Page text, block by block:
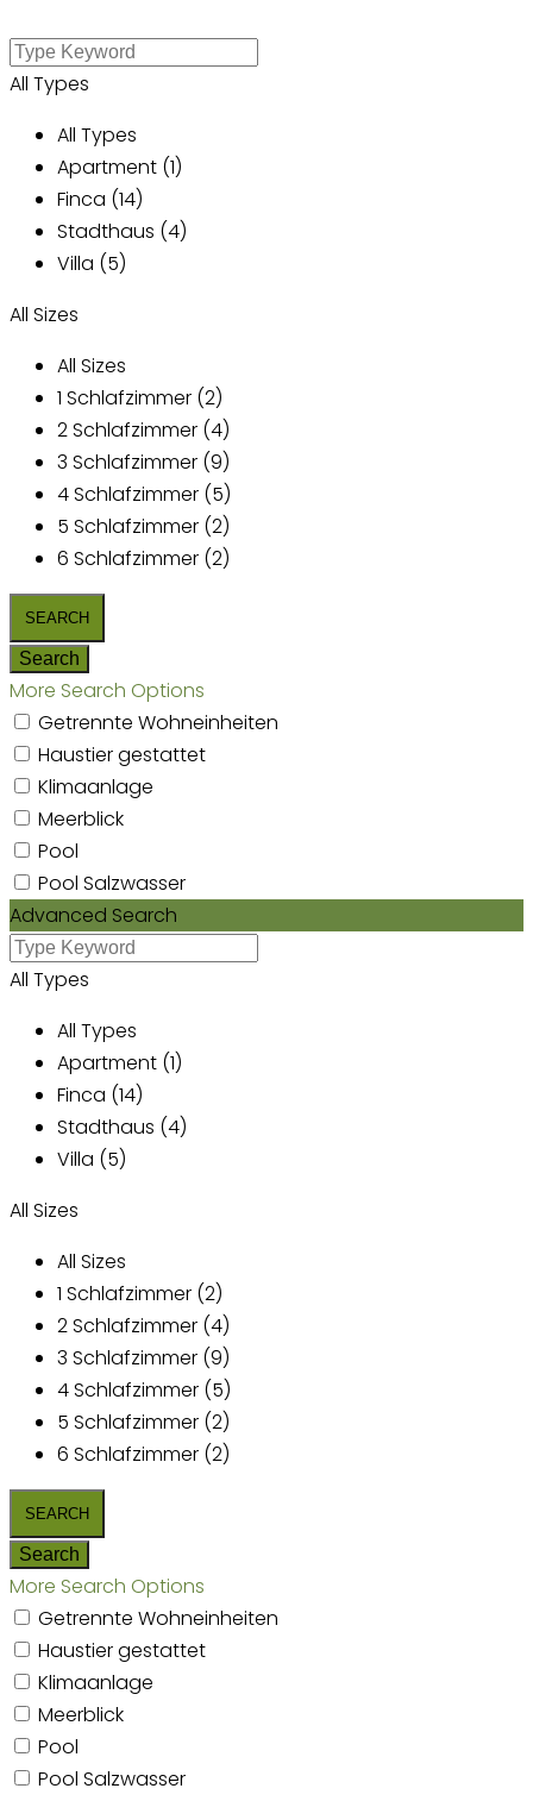
All Types
All Types
Apartment (1)
Finca (14)
Stadthaus (4)
Villa (5)
All Sizes
All Sizes
1 Schlafzimmer (2)
2 Schlafzimmer (4)
3 Schlafzimmer (9)
4 Schlafzimmer (5)
5 Schlafzimmer (2)
6 Schlafzimmer (2)
More Search Options
Getrennte Wohneinheiten
Haustier gestattet
Klimaanlage
Meerblick
Pool
Pool Salzwasser
Advanced Search
All Types
All Types
Apartment (1)
Finca (14)
Stadthaus (4)
Villa (5)
All Sizes
All Sizes
1 Schlafzimmer (2)
2 Schlafzimmer (4)
3 Schlafzimmer (9)
4 Schlafzimmer (5)
5 Schlafzimmer (2)
6 Schlafzimmer (2)
More Search Options
Getrennte Wohneinheiten
Haustier gestattet
Klimaanlage
Meerblick
Pool
Pool Salzwasser